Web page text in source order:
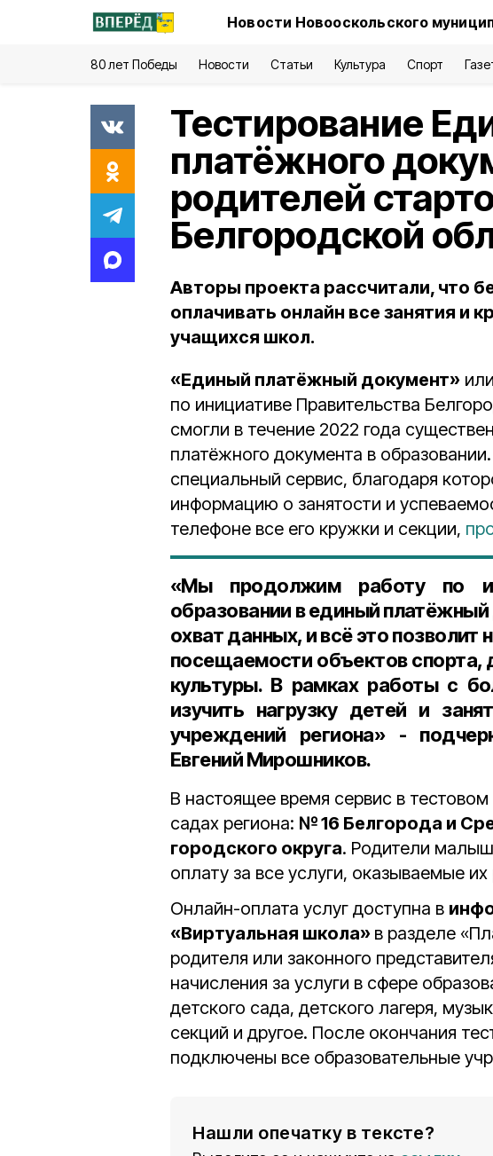
Новости Новооскольского
80 лет Победы Новости Статьи Культура Спорт
Тестирование
платёжного
родителей
Белгородской
Авторы проекта рассчитали, что
оплачивать онлайн все занятия и
учащихся школ.
«Единый платёжный документ»
по инициативе Правительства
смогли в течение 2022 года
платёжного документа в
специальный сервис, благодаря
информацию о занятости и
телефоне все его кружки и секции,
«Мы продолжим работу по
образовании в единый
охват данных, и всё это
посещаемости объектов спорта,
культуры. В рамках работы с
изучить нагрузку детей и
учреждений региона» -
Евгений Мирошников.
В настоящее время сервис в
садах региона: № 16 Белгорода и
городского округа. Родители
оплату за все услуги, оказываемые их
Онлайн-оплата услуг доступна в
«Виртуальная школа» в разделе
родителя или законного
начисления за услуги в сфере
детского сада, детского лагеря,
секций и другое. После окончания
подключены все образовательные
Нашли опечатку в тексте?